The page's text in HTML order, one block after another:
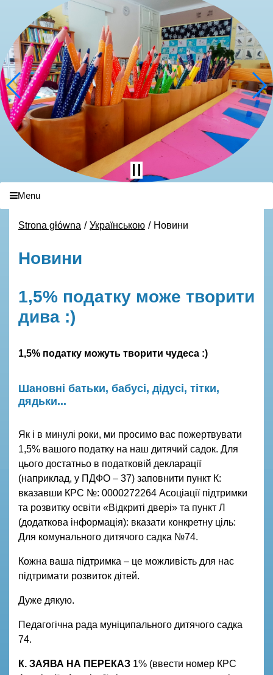
Menu
Strona główna Українською Новини
Новини
1,5% податку може творити
дива :)
1,5% податку можуть творити чудеса :)
Шановні батьки, бабусі, дідусі, тітки,
дядьки...
Як і в минулі роки, ми просимо вас пожертвувати
1,5% вашого податку на наш дитячий садок. Для
цього достатньо в податковій декларації
(наприклад, у ПДФО – 37) заповнити пункт К:
вказавши КРС №: 0000272264 Асоціації підтримки
та розвитку освіти «Відкриті двері» та пункт Л
(додаткова інформація): вказати конкретну ціль:
Для комунального дитячого садка №74.
Кожна ваша підтримка – це можливість для нас
підтримати розвиток дітей.
Дуже дякую.
Педагогічна рада муніципального дитячого садка
74.
К. ЗАЯВА НА ПЕРЕКАЗ 1% (ввести номер КРС